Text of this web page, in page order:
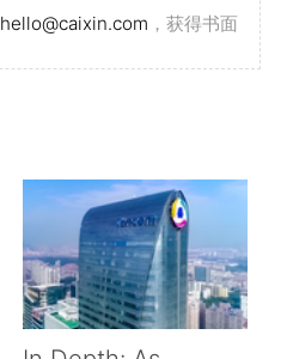
hello@caixin.com ，获得书面